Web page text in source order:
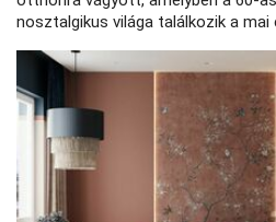
nosztalgikus világa találkozik a mai